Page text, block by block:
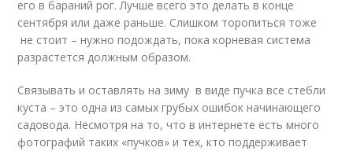
его в бараний рог. Лучше всего это делать в конце
сентября или даже раньше. Слишком торопиться тоже
не стоит – нужно подождать, пока корневая система
разрастется должным образом.
Связывать и оставлять на зиму в виде пучка все стебли
куста – это одна из самых грубых ошибок начинающего
садовода. Несмотря на то, что в интернете есть много
фотографий таких «пучков» и тех, кто поддерживает